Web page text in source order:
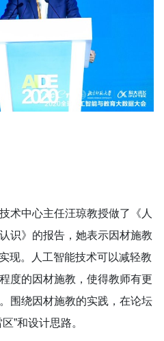
术中心主任汪琼教授做了《人
识》的报告，她表示因材施教
现。人工智能技术可以减轻教
度的因材施教，使得教师有更
围绕因材施教的实践，在论坛
”和设计思路。